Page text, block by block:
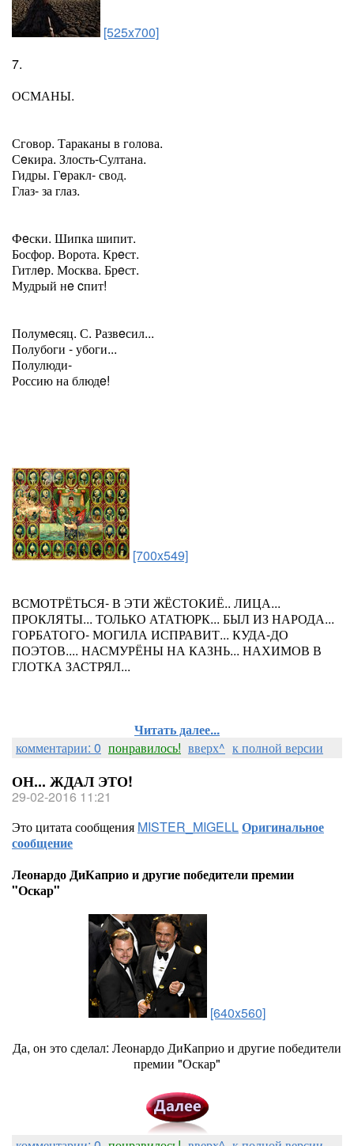
[525x700]
7.
ОСМАНЫ.
Сговор. Тараканы в голова.
Сeкира. Злость-Султана.
Гидры. Гeракл- свод.
Глаз- за глаз.
Фeски. Шипка шипит.
Босфор. Ворота. Крeст.
Гитлeр. Москва. Брeст.
Мудрый нe cпит!
Полумeсяц. С. Развeсил...
Полубоги - убоги...
Полулюди-
Россию на блюдe!
[700x549]
ВСМОТРЁТЬСЯ- В ЭТИ ЖЁСТОКИЁ.. ЛИЦА...
ПРОКЛЯТЫ... ТОЛЬКО АТАТЮРК... БЫЛ ИЗ НАРОДА...
ГОРБАТОГО- МОГИЛА ИСПРАВИТ... КУДА-ДО
ПОЭТОВ.... НАСМУРЁНЫ НА КАЗНЬ... НАХИМОВ В
ГЛОТКА ЗАСТРЯЛ...
Читать далее...
комментарии: 0 понравилось! вверх^ к полной версии
ОН... ЖДАЛ ЭТО!
29-02-2016 11:21
Это цитата сообщения MISTER_MIGELLОригинальное
сообщение
Леонардо ДиКаприо и другие победители премии
"Оскар"
[640x560]
Да, он это сделал: Леонардо ДиКаприо и другие победители
премии "Оскар"